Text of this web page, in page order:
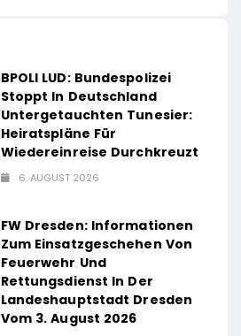
BPOLI LUD: Bundespolizei
Stoppt In Deutschland
Untergetauchten Tunesier:
Heiratspläne Für
Wiedereinreise Durchkreuzt
6. AUGUST 2026
FW Dresden: Informationen
Zum Einsatzgeschehen Von
Feuerwehr Und
Rettungsdienst In Der
Landeshauptstadt Dresden
Vom 3. August 2026